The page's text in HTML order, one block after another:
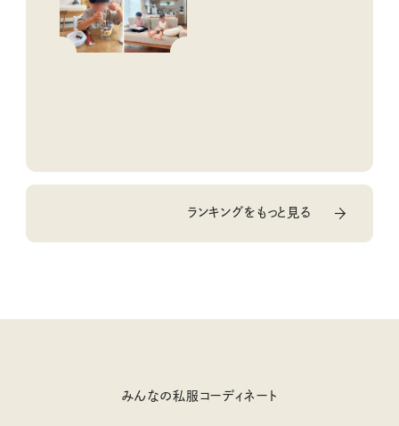
ランキングをもっと見る
みんなの私服コーディネート